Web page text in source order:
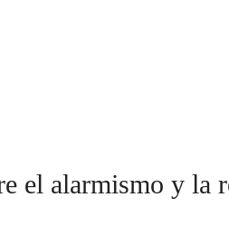
el alarmismo y la